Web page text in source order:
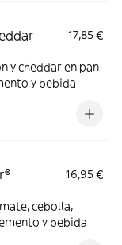
17,85 €
y cheddar en pan
y bebida
16,95 €
cebolla,
y bebida